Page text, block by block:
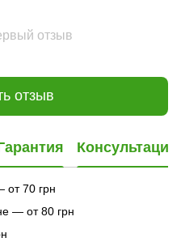
отзыв
отзыв
Консультация
от 70 грн
— от 80 грн